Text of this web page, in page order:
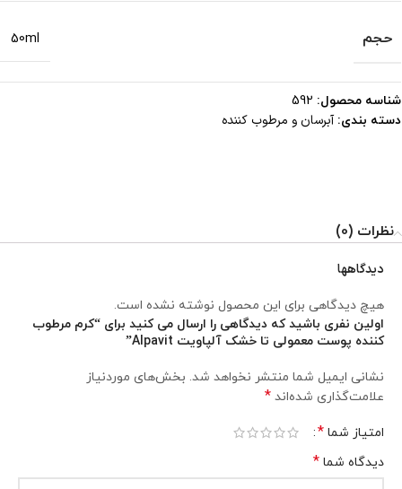
حجم 50ml
شناسه محصول: 592
دسته بندی: آبرسان و مرطوب کننده
نظرات (0)
دیدگاهها
هیچ دیدگاهی برای این محصول نوشته نشده است.
اولین نفری باشید که دیدگاهی را ارسال می کنید برای “کرم مرطوب
کننده پوست معمولی تا خشک آلپاویت Alpavit”
نشانی ایمیل شما منتشر نخواهد شد. بخش‌های موردنیاز
علامت‌گذاری شده‌اند *
امتیاز شما *
دیدگاه شما *